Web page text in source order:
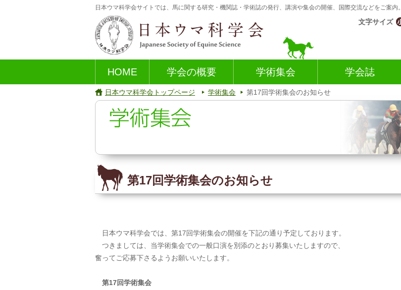
日本ウマ科学会サイトでは、馬に関する研究・機関誌・学術誌の発行、講演や集会の開催、国際交流などをご案内。
文字サイズ
HOME 学会の概要 学術集会 学会誌
日本ウマ科学会トップページ 学術集会 第17回学術集会のお知らせ
第17回学術集会のお知らせ
日本ウマ科学会では、第17回学術集会の開催を下記の通り予定しております。
つきましては、当学術集会での一般口演を別添のとおり募集いたしますので、
奮ってご応募下さるようお願いいたします。
第17回学術集会